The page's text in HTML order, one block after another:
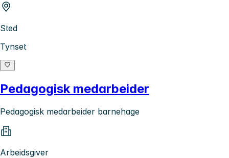
Sted
Tynset
Pedagogisk medarbeider
Pedagogisk medarbeider barnehage
Arbeidsgiver